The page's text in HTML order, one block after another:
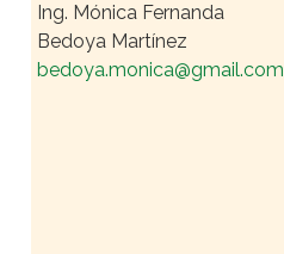
Ing. Mónica Fernanda
Bedoya Martínez
bedoya.monica@gmail.com